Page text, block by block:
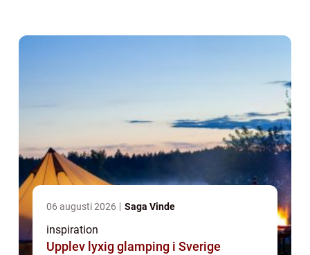
06 augusti 2026 Saga Vinde
inspiration
Upplev lyxig glamping i Sverige